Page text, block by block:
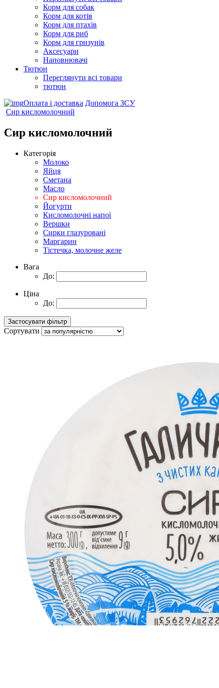
Корм для собак
Корм для котів
Корм для птахів
Корм для риб
Корм для гризунів
Аксесуари
Наповнювачі
Тютюн
Переглянути всі товари
тютюн
Оплата і доставка Допомога ЗСУ
Сир кисломолочний
Сир кисломолочний
Категорія
Молоко
Яйця
Сметана
Масло
Сир кисломолочний
Йогурти
Кисломолочні напої
Вершки
Сирки глазуровані
Маргарин
Тістечка, молочне желе
Вага
До:
Ціна
До:
Сортувати